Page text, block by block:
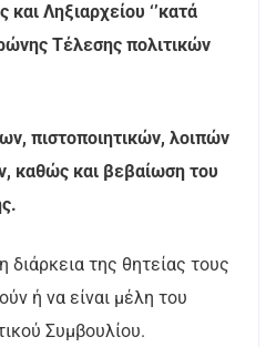
Ληξιαρχείου ‘’κατά
Τέλεσης πολιτικών
πιστοποιητικών, λοιπών
καθώς και βεβαίωση του
της θητείας τους
ή να είναι μέλη του
Συμβουλίου.